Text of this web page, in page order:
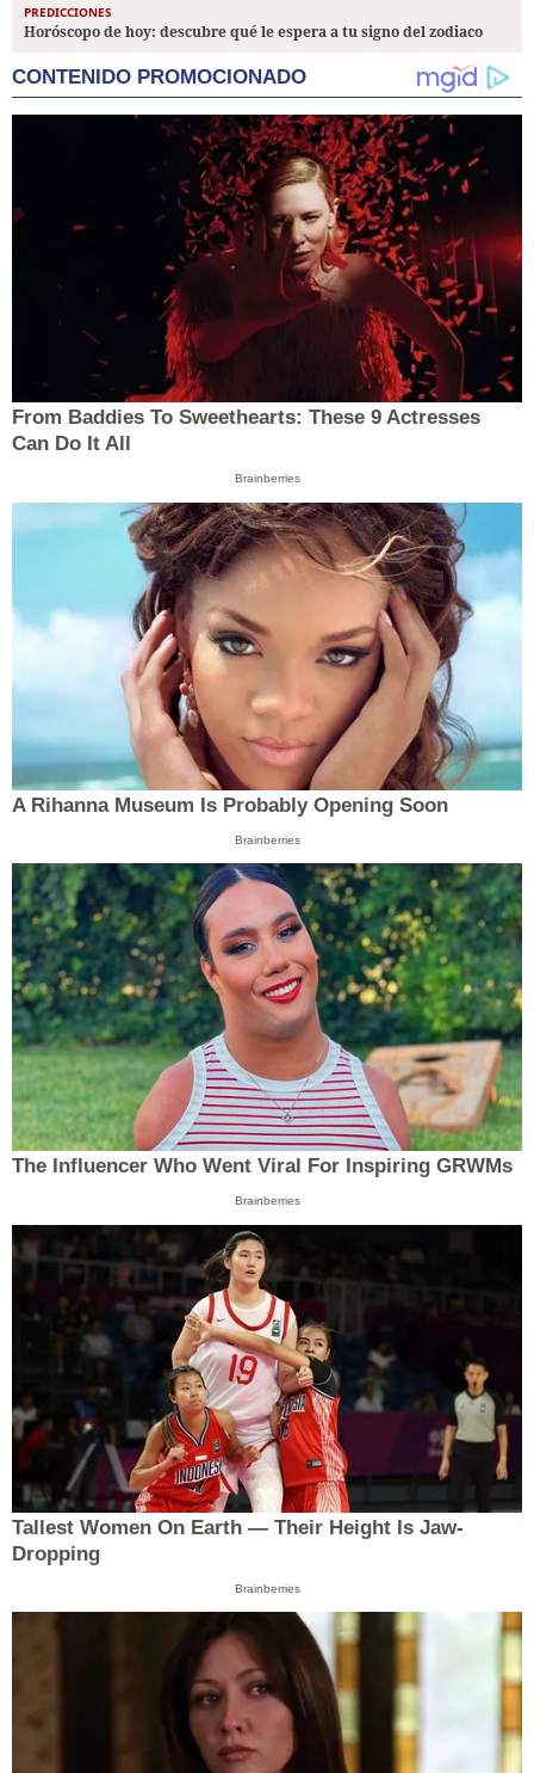
PREDICCIONES
Horóscopo de hoy: descubre qué le espera a tu signo del zodiaco
CONTENIDO PROMOCIONADO
From Baddies To Sweethearts: These 9 Actresses
Can Do It All
Brainberries
A Rihanna Museum Is Probably Opening Soon
Brainberries
The Influencer Who Went Viral For Inspiring GRWMs
Brainberries
Tallest Women On Earth — Their Height Is Jaw-
Dropping
Brainberries